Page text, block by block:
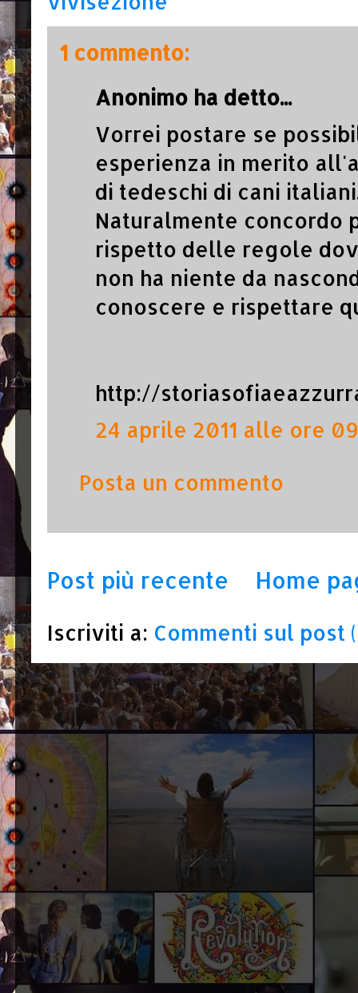
1 commento:
Anonimo ha detto...
Vorrei postare se
esperienza in merito
di tedeschi di cani
Naturalmente concordo
rispetto delle regole
non ha niente da
conoscere e rispettare
http://
24 aprile 2011 alle ore
Posta un commento
Post più recente Home
Iscriviti a: Commenti sul post